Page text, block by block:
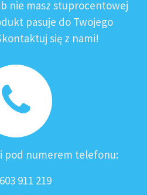
nie masz stuprocentowej
pasuje do Twojego
się z nami!
pod numerem telefonu:
911 219